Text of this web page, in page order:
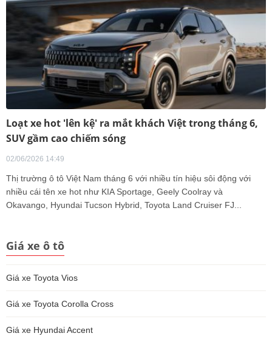
Loạt xe hot 'lên kệ' ra mắt khách Việt trong tháng 6,
SUV gầm cao chiếm sóng
02/06/2026 14:49
Thị trường ô tô Việt Nam tháng 6 với nhiều tín hiệu sôi động với
nhiều cái tên xe hot như KIA Sportage, Geely Coolray và
Okavango, Hyundai Tucson Hybrid, Toyota Land Cruiser FJ...
Giá xe ô tô
Giá xe Toyota Vios
Giá xe Toyota Corolla Cross
Giá xe Hyundai Accent